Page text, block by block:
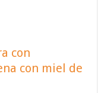
con
con miel de